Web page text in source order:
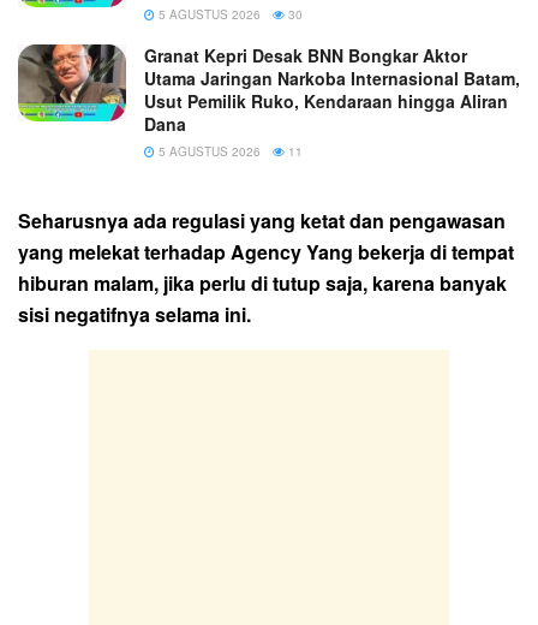
5 AGUSTUS 2026 30
Granat Kepri Desak BNN Bongkar Aktor
Utama Jaringan Narkoba Internasional Batam,
Usut Pemilik Ruko, Kendaraan hingga Aliran
Dana
5 AGUSTUS 2026 11
Seharusnya ada regulasi yang ketat dan pengawasan
yang melekat terhadap Agency Yang bekerja di tempat
hiburan malam, jika perlu di tutup saja, karena banyak
sisi negatifnya selama ini.